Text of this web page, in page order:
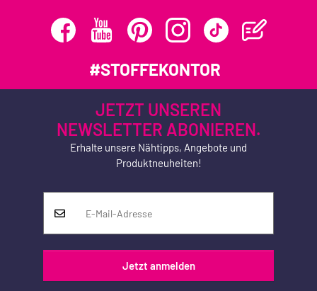
#STOFFEKONTOR
JETZT UNSEREN
NEWSLETTER ABONIEREN.
Erhalte unsere Nähtipps, Angebote und
Produktneuheiten!
Jetzt anmelden